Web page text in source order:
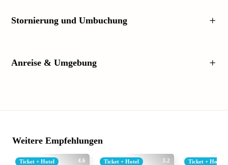
Stornierung und Umbuchung
Anreise & Umgebung
Weitere Empfehlungen
4.6
Ticket + Hotel 3.2
Ticket + Hotel Ticket + Hotel